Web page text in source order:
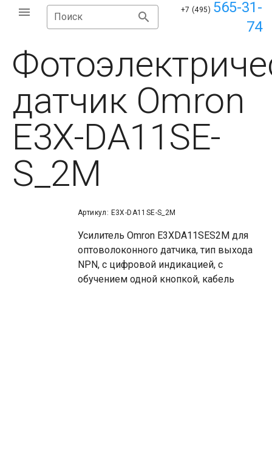
Поиск
+7 (495) 565-31-
74
датчик Omron
E3X-DA11SE-
S_2M
Артикул: E3X-DA11SE-S_2M
Усилитель Omron E3XDA11SES2M для
оптоволоконного датчика, тип выхода
NPN, с цифровой индикацией, с
обучением одной кнопкой, кабель